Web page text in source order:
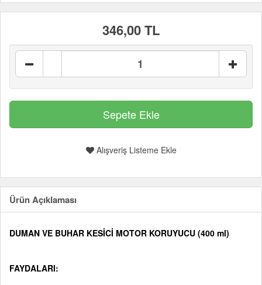
346,00 TL
Alışveriş Listeme Ekle
Ürün Açıklaması
DUMAN VE BUHAR KESİCİ MOTOR KORUYUCU (400 ml)
FAYDALARI: